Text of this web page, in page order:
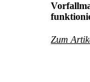
Zum